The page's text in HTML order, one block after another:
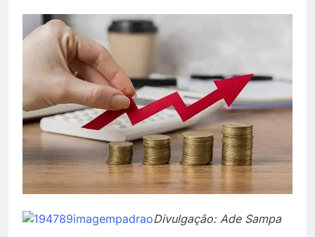
Divulgação: Ade Sampa